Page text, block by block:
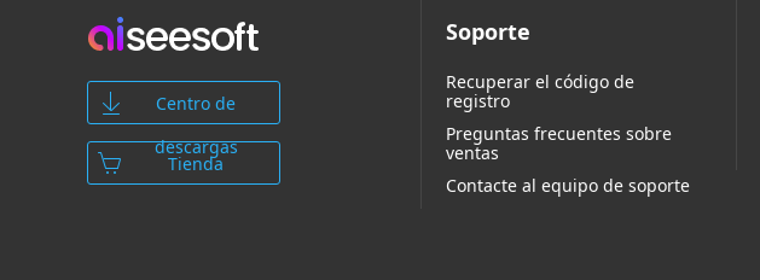
Centro de
descargas
Tienda
Soporte
Recuperar el código de
registro
Preguntas frecuentes sobre
ventas
Contacte al equipo de soporte